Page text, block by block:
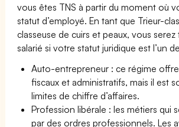
vous êtes TNS à partir du moment où
statut d’employé. En tant que Trieur-
classeuse de cuirs et peaux, vous
salarié si votre statut juridique est l’un
Auto-entrepreneur : ce régime
fiscaux et administratifs, mais il est
limites de chiffre d’affaires.
Profession libérale : les métiers qui
par des ordres professionnels. Les